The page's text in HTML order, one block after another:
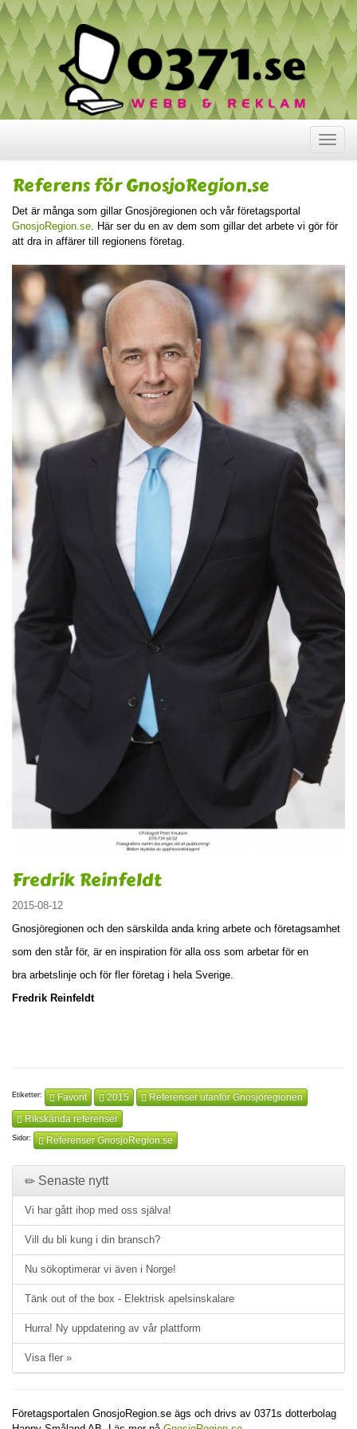
Visa
meny
Referens för GnosjoRegion.se
Det är många som gillar Gnosjöregionen och vår företagsportal
GnosjoRegion.se. Här ser du en av dem som gillar det arbete vi gör för
att dra in affärer till regionens företag.
Fredrik Reinfeldt
2015-08-12
Gnosjöregionen och den särskilda anda kring arbete och företagsamhet
som den står för, är en inspiration för alla oss som arbetar för en
bra arbetslinje och för fler företag i hela Sverige.
Fredrik Reinfeldt
Etiketter: Favorit 2015
Referenser utanför Gnosjöregionen
Rikskända referenser
Sidor: Referenser GnosjoRegion.se
Senaste nytt
Vi har gått ihop med oss själva!
Vill du bli kung i din bransch?
Nu sökoptimerar vi även i Norge!
Tänk out of the box - Elektrisk apelsinskalare
Hurra! Ny uppdatering av vår plattform
Visa fler »
Företagsportalen GnosjoRegion.se ägs och drivs av 0371s dotterbolag